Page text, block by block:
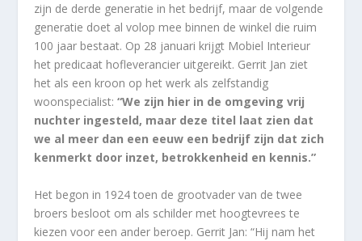
zijn de derde generatie in het bedrijf, maar de volgende
generatie doet al volop mee binnen de winkel die ruim
100 jaar bestaat. Op 28 januari krijgt Mobiel Interieur
het predicaat hofleverancier uitgereikt. Gerrit Jan ziet
het als een kroon op het werk als zelfstandig
woonspecialist:“We zijn hier in de omgeving vrij
nuchter ingesteld, maar deze titel laat zien dat
we al meer dan een eeuw een bedrijf zijn dat zich
kenmerkt door inzet, betrokkenheid en kennis.”
Het begon in 1924 toen de grootvader van de twee
broers besloot om als schilder met hoogtevrees te
kiezen voor een ander beroep. Gerrit Jan: “Hij nam het